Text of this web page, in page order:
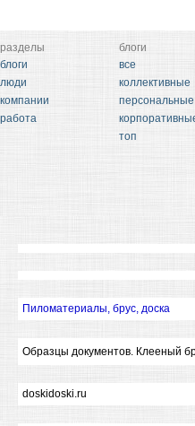
разделы
блоги
люди
компании
работа
блоги
все
коллективные
персональные
топ
Пиломатериалы, брус, доска
Образцы документов. Клееный
doskidoski.ru